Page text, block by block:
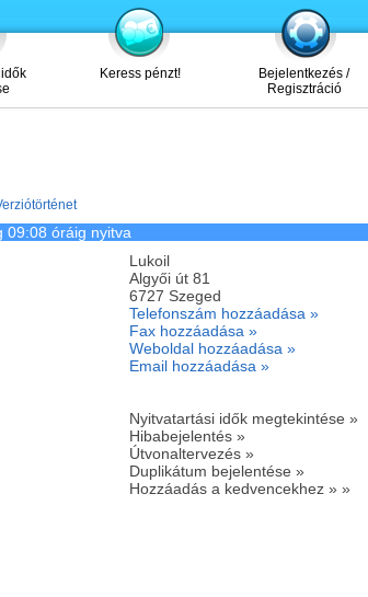
Keress pénzt!
Bejelentkezés /
Regisztráció
09:08 óráig nyitva
Lukoil
Algyői út 81
6727 Szeged
Telefonszám hozzáadása »
Fax hozzáadása »
Weboldal hozzáadása »
Email hozzáadása »
Nyitvatartási idők megtekintése »
Hibabejelentés »
Útvonaltervezés »
Duplikátum bejelentése »
Hozzáadás a kedvencekhez » »